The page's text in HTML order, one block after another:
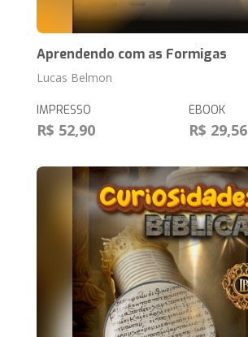
Aprendendo com as Formigas
Lucas Belmon
IMPRESSO
R$ 52,90
EBOOK
R$ 29,56